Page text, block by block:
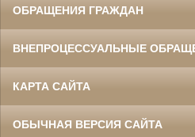
ОБРАЩЕНИЯ ГРАЖДАН
ВНЕПРОЦЕССУАЛЬНЫЕ
КАРТА САЙТА
ОБЫЧНАЯ ВЕРСИЯ САЙТА